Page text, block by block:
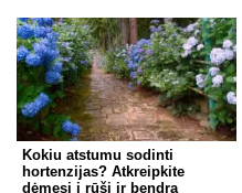
Kokiu atstumu sodinti
hortenzijas? Atkreipkite
dėmesį į rūšį ir bendrą